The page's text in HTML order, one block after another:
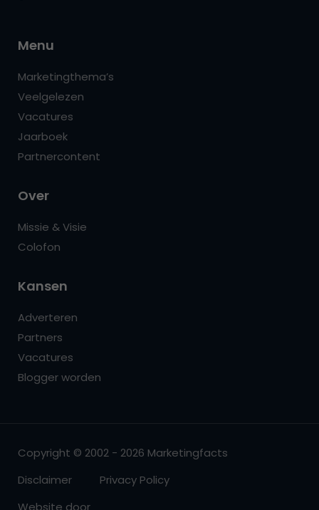
Menu
Marketingthema’s
Veelgelezen
Vacatures
Jaarboek
Partnercontent
Over
Missie & Visie
Colofon
Kansen
Adverteren
Partners
Vacatures
Blogger worden
Copyright © 2002 - 2026 Marketingfacts
Disclaimer
Privacy Policy
Website door